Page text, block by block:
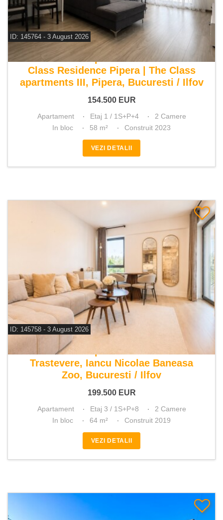
ID: 145764 - 3 August 2026
De vanzare apartament 2 camere
Class Residence Pipera | The Class
apartments III, Pipera, Bucuresti / Ilfov
154.500 EUR
Apartament Etaj 1 / 1S+P+4
2 Camere
In bloc
58 m² Construit 2023
VEZI DETALII
ID: 145758 - 3 August 2026
De vanzare apartament 2 camere
Trastevere, Iancu Nicolae Baneasa
Zoo, Bucuresti / Ilfov
199.500 EUR
Apartament Etaj 3 / 1S+P+8
2 Camere
In bloc
64 m² Construit 2019
VEZI DETALII